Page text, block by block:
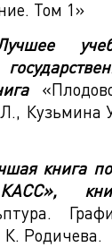
Том 1»
Кузьмина
книга
К. Родичева.